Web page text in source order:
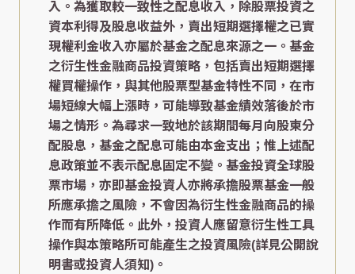
入。為獲取較一致性之配息收入，除股票投資之
資本利得及股息收益外，賣出短期選擇權之已實
現權利金收入亦屬於基金之配息來源之一。基金
之衍生性金融商品投資策略，包括賣出短期選擇
權買權操作，與其他股票型基金特性不同，在市
場短線大幅上漲時，可能導致基金績效落後於市
場之情形。為尋求一致地於該期間每月向股東分
配股息，基金之配息可能由本金支出；惟上述配
息政策並不表示配息固定不變。基金投資全球股
票市場，亦即基金投資人亦將承擔股票基金一般
所應承擔之風險，不會因為衍生性金融商品的操
作而有所降低。此外，投資人應留意衍生性工具
操作與本策略所可能產生之投資風險(詳見公開說
明書或投資人須知)。